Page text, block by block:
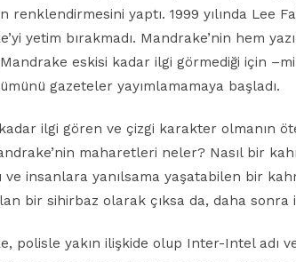
renklendirmesini yaptı. 1999 yılında
yetim bırakmadı. Mandrake’nin hem
Mandrake eskisi kadar ilgi görmediği için
gazeteler yayımlamamaya başladı.
ilgi gören ve çizgi karakter olmanın
maharetleri neler? Nasıl bir
ve insanlara yanılsama yaşatabilen bir
bir sihirbaz olarak çıksa da, daha sonra
polisle yakın ilişkide olup Inter-Intel adı